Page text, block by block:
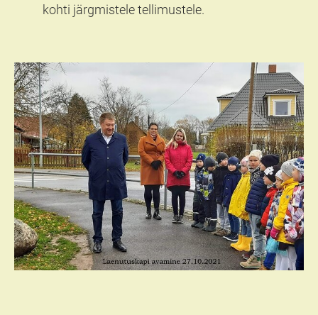
kohti järgmistele tellimustele.